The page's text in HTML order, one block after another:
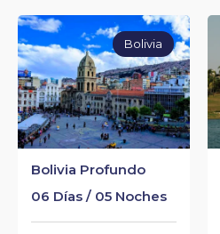
Bolivia Profundo
06 Días / 05 Noches
Bolivia